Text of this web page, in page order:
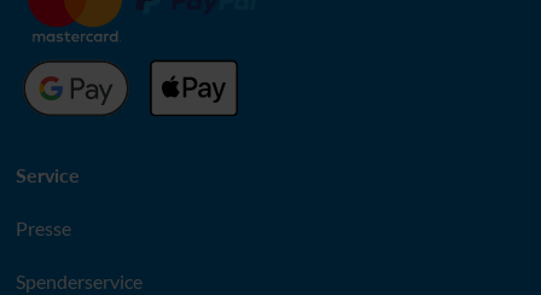
Service
Presse
Spenderservice